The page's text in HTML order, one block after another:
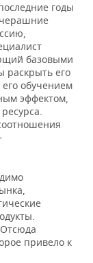
годы
базовыми
раскрыть его
обучением
эффектом,
привело к